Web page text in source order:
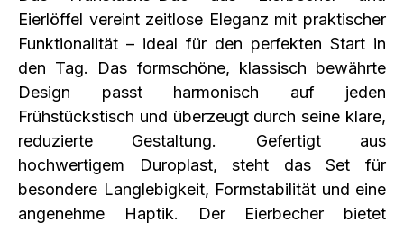
Eierlöffel vereint zeitlose Eleganz mit praktischer
Funktionalität – ideal für den perfekten Start in
den Tag. Das formschöne, klassisch bewährte
Design passt harmonisch auf jeden
Frühstückstisch und überzeugt durch seine klare,
reduzierte Gestaltung. Gefertigt aus
hochwertigem Duroplast, steht das Set für
besondere Langlebigkeit, Formstabilität und eine
angenehme Haptik. Der Eierbecher bietet